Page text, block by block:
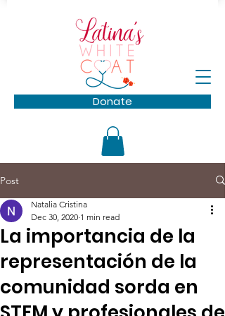
Donate
Post
La importancia de la
representación de la
comunidad sorda en
Natalia Cristina
Dec 30, 2020 1 min read